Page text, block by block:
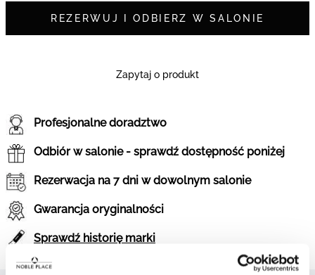
REZERWUJ I ODBIERZ W SALONIE
Zapytaj o produkt
Profesjonalne doradztwo
Odbiór w salonie - sprawdź dostępność poniżej
Rezerwacja na 7 dni w dowolnym salonie
Gwarancja oryginalności
Sprawdź historię marki